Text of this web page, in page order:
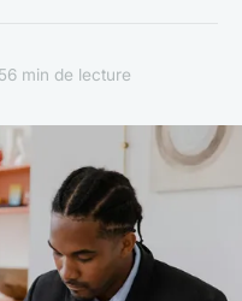
6 min de lecture